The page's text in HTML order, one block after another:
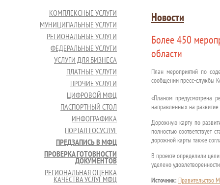
КОМПЛЕКСНЫЕ УСЛУГИ
МУНИЦИПАЛЬНЫЕ УСЛУГИ
РЕГИОНАЛЬНЫЕ УСЛУГИ
ФЕДЕРАЛЬНЫЕ УСЛУГИ
УСЛУГИ ДЛЯ БИЗНЕСА
ПЛАТНЫЕ УСЛУГИ
ПРОЧИЕ УСЛУГИ
ЦИФРОВОЙ МФЦ
ПАСПОРТНЫЙ СТОЛ
ИНФОГРАФИКА
ПОРТАЛ ГОСУСЛУГ
ПРЕДЗАПИСЬ В МФЦ
ПРОВЕРКА ГОТОВНОСТИ
ДОКУМЕНТОВ
РЕГИОНАЛЬНАЯ ОЦЕНКА
КАЧЕСТВА УСЛУГ МФЦ
Новости
Более 450
области
План мероприятий по
сообщении пресс-службы
«Планом предусмотрена
направленных на
Дорожную карту по
полностью соответствует
дорожной карты также
В проекте определили
уделено
Источник: Правительство